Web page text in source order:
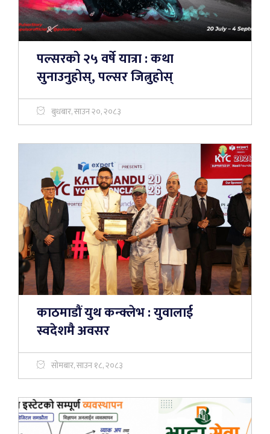
पल्सरको २५ वर्षे यात्रा : कथा
सुनाउनुहोस्, पल्सर जित्नुहोस्
बुधबार, साउन २०, २०८३
काठमाडौं युथ कन्क्लेभ : युवालाई
स्वदेशमै अवसर
सोमबार, साउन १८, २०८३